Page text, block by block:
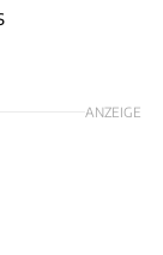
ANZEIGE